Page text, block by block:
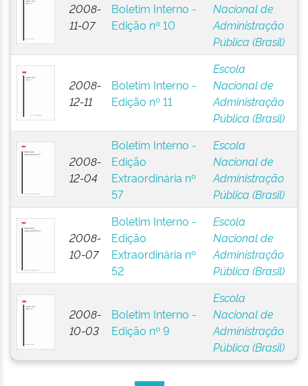
2008-
11-07
Boletim Interno -
Edição nº 10
Nacional de
Administração
Pública (Brasil)
2008-
12-11
Boletim Interno -
Edição nº 11
Escola
Nacional de
Administração
Pública (Brasil)
2008-
12-04
Boletim Interno -
Edição
Extraordinária nº
57
Escola
Nacional de
Administração
Pública (Brasil)
2008-
10-07
Boletim Interno -
Edição
Extraordinária nº
52
Escola
Nacional de
Administração
Pública (Brasil)
2008-
10-03
Boletim Interno -
Edição nº 9
Escola
Nacional de
Administração
Pública (Brasil)